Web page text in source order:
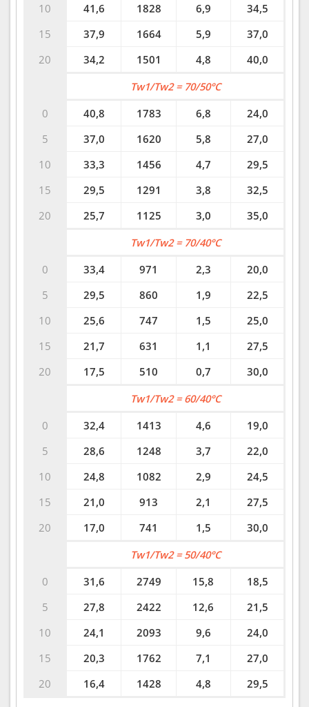
10
15
20
41,6
1828 6,9
34,5
37,9
1664 5,9
37,0
34,2
1501 4,8 40,0
0
5
10
15
20
Tw1/Tw2 = 70/50°C
40,8
1783 6,8
24,0
37,0
1620 5,8
27,0
33,3
1456 4,7
29,5
29,5
1291 3,8
32,5
25,7
1125 3,0 35,0
0
5
10
15
20
Tw1/Tw2 = 70/40°C
33,4
971 2,3
20,0
29,5
860 1,9
22,5
25,6
747 1,5
25,0
21,7
631 1,1
27,5
17,5
510 0,7 30,0
0
5
10
15
20
Tw1/Tw2 = 60/40°C
32,4
1413 4,6
19,0
28,6
1248 3,7
22,0
24,8
1082 2,9
24,5
21,0
913 2,1
27,5
17,0
741 1,5 30,0
0
5
10
15
20
Tw1/Tw2 = 50/40°C
31,6
2749 15,8
18,5
27,8
2422 12,6
21,5
24,1
2093 9,6
24,0
20,3
1762 7,1
27,0
16,4
1428 4,8 29,5